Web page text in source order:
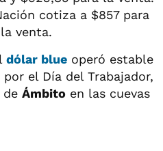
cotiza a $857 para
venta.
dólar blue operó estable
el Día del Trabajador,
de Ámbito en las cuevas